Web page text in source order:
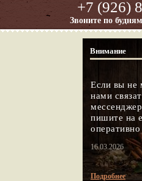
+7 (926)
Звоните по
Внимание
Если вы не
нами
пишите на
16.03.2026
Подробнее